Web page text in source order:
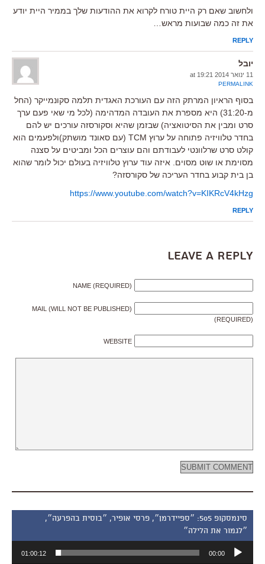
ולחשוב שאם רק היית טורח לקרוא את ההודעות שלך בממיר היית יודע
את זה כמה שבועות מראש…
REPLY
יובל
11 ינואר 2014 at 19:21
PERMALINK
בסוף הראיון המרתק הזה עם העורכת האגדית תלמה סקונמייקר (החל
מ-31:20) היא מספרת את העובדה המדהימה (לכל מי שאי פעם ערך
סרט ומבין את הסיטואציה) שבזמן שהיא וסקורסזה עורכים יש להם
בחדר טלוויזיה פתוחה על ערוץ TCM (עם סאונד מושתק)ולפעמים הוא
קולט סרט שרלוונטי לעבודתם והם עוצרים הכל ומביטים על סצנה
מסוימת או שוט מסוים. איזה עוד ערוץ טלוויזיה בעולם יכול לומר שהוא
בן בית קבוע בחדר העריכה של סקורסזה?
https://www.youtube.com/watch?v=KIKRcV4kHzg
REPLY
Leave a Reply
NAME (REQUIRED)
MAIL (WILL NOT BE PUBLISHED)
(REQUIRED)
WEBSITE
סינמסקופ 505: ״ספיידרמן״, פרסי אופיר, ״בוסית בהפרעה״,
״לגמור את הלילה״
אודיו
00:00
01:00:12